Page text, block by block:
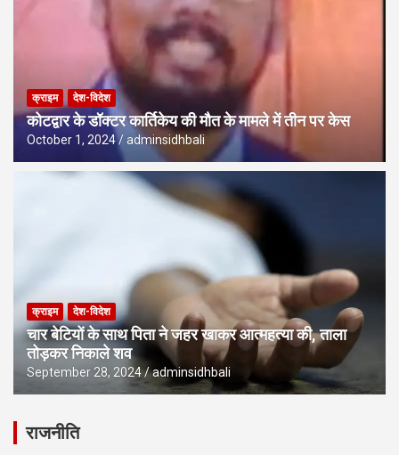
क्राइम देश-विदेश
कोटद्वार के डॉक्टर कार्तिकेय की मौत के मामले में तीन पर केस
October 1, 2024 adminsidhbali
क्राइम देश-विदेश
चार बेटियों के साथ पिता ने जहर खाकर आत्महत्या की, ताला
तोड़कर निकाले शव
September 28, 2024 adminsidhbali
राजनीति